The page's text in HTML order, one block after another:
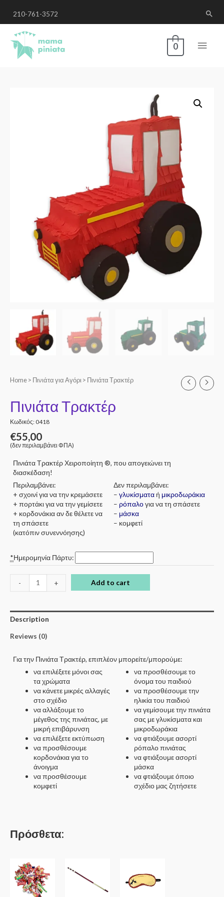
210-761-3572
0
Home > Πινιάτα για Αγόρι > Πινιάτα Τρακτέρ
Πινιάτα Τρακτέρ
Κωδικός: 0418
€55,00
(δεν περιλαμβάνει ΦΠΑ)
Πινιάτα Τρακτέρ Χειροποίητη ®, που απογειώνει τη
διασκέδαση!
Περιλαμβάνει:
+ σχοινί για να την κρεμάσετε
+ πορτάκι για να την γεμίσετε
+ κορδονάκια αν δε θέλετε να
τη σπάσετε
(κατόπιν συνεννόησης)
Δεν περιλαμβάνει:
– γλυκίσματαή μικροδωράκια
– ρόπαλογια να τη σπάσετε
– μάσκα
– κομφετί
*Ημερομηνία Πάρτυ:
- + Add to cart
Description
Reviews (0)
Για την Πινιάτα Τρακτέρ, επιπλέον μπορείτε/μπορούμε:
να επιλέξετε μόνοι σας
τα χρώματα
να κάνετε μικρές αλλαγές
στο σχέδιο
να αλλάξουμε το
μέγεθος της πινιάτας, με
μικρή επιβάρυνση
να επιλέξετε εκτύπωση
να προσθέσουμε
κορδονάκια για το
άνοιγμα
να προσθέσουμε
κομφετί
να προσθέσουμε το
όνομα του παιδιού
να προσθέσουμε την
ηλικία του παιδιού
να γεμίσουμε την πινιάτα
σας με γλυκίσματα και
μικροδωράκια
να φτιάξουμε ασορτί
ρόπαλο πινιάτας
να φτιάξουμε ασορτί
μάσκα
να φτιάξουμε όποιο
σχέδιο μας ζητήσετε
Πρόσθετα: